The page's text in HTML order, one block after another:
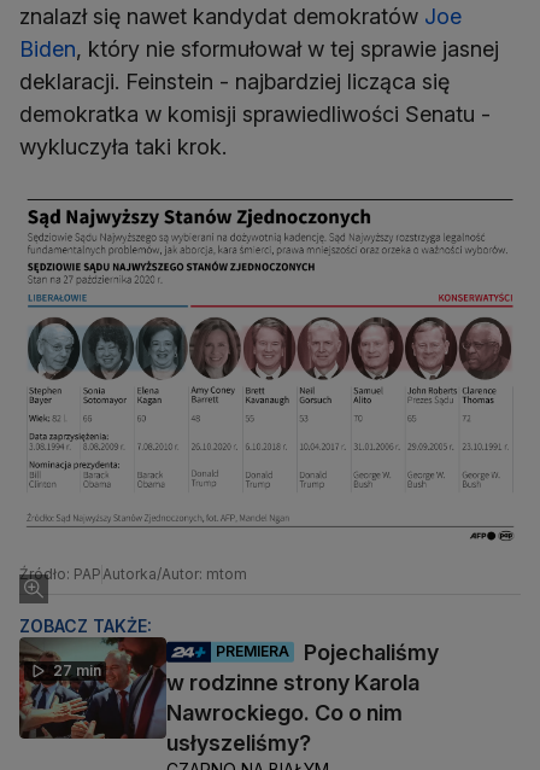
znalazł się nawet kandydat demokratów Joe
Biden, który nie sformułował w tej sprawie jasnej
deklaracji. Feinstein - najbardziej licząca się
demokratka w komisji sprawiedliwości Senatu -
wykluczyła taki krok.
Źródło: PAP Autorka/Autor: mtom
ZOBACZ TAKŻE:
27 min
PREMIERA
Pojechaliśmy
w rodzinne strony Karola
Nawrockiego. Co o nim
usłyszeliśmy?